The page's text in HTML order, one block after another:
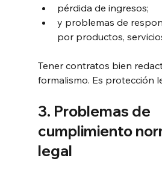
pérdida de ingresos;
y problemas de
por productos,
Tener contratos bien
formalismo. Es protección
3. Problemas de
cumplimiento
legal